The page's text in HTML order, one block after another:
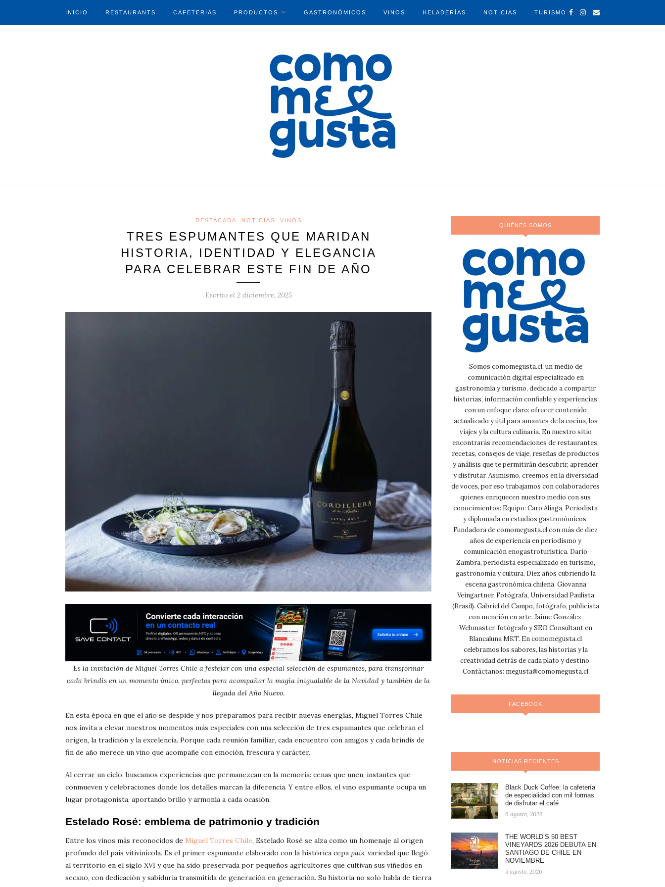
INICIO RESTAURANTS CAFETERIAS PRODUCTOS GASTRONÓMICOS VINOS HELADERÍAS NOTICIAS TURISMO
DESTACADA NOTICIAS VINOS
TRES ESPUMANTES QUE MARIDAN
HISTORIA, IDENTIDAD Y ELEGANCIA
PARA CELEBRAR ESTE FIN DE AÑO
Escrito el 2 diciembre, 2025
Es la invitación de Miguel Torres Chile a festejar con una especial selección de espumantes, para transformar
cada brindis en un momento único, perfectos para acompañar la magia inigualable de la Navidad y también de la
llegada del Año Nuevo.
En esta época en que el año se despide y nos preparamos para recibir nuevas energías, Miguel Torres Chile
nos invita a elevar nuestros momentos más especiales con una selección de tres espumantes que celebran el
origen, la tradición y la excelencia. Porque cada reunión familiar, cada encuentro con amigos y cada brindis de
fin de año merece un vino que acompañe con emoción, frescura y carácter.
Al cerrar un ciclo, buscamos experiencias que permanezcan en la memoria: cenas que unen, instantes que
conmueven y celebraciones donde los detalles marcan la diferencia. Y entre ellos, el vino espumante ocupa un
lugar protagonista, aportando brillo y armonía a cada ocasión.
Estelado Rosé: emblema de patrimonio y tradición
Entre los vinos más reconocidos de Miguel Torres Chile, Estelado Rosé se alza como un homenaje al origen
profundo del país vitivinícola. Es el primer espumante elaborado con la histórica cepa país, variedad que llegó
al territorio en el siglo XVI y que ha sido preservada por pequeños agricultores que cultivan sus viñedos en
secano, con dedicación y sabiduría transmitida de generación en generación. Su historia no solo habla de tierra
QUIÉNES SOMOS
Somos comomegusta.cl, un medio de
comunicación digital especializado en
gastronomía y turismo, dedicado a compartir
historias, información confiable y experiencias
con un enfoque claro: ofrecer contenido
actualizado y útil para amantes de la cocina, los
viajes y la cultura culinaria. En nuestro sitio
encontrarás recomendaciones de restaurantes,
recetas, consejos de viaje, reseñas de productos
y análisis que te permitirán descubrir, aprender
y disfrutar. Asimismo, creemos en la diversidad
de voces, por eso trabajamos con colaboradores
quienes enriquecen nuestro medio con sus
conocimientos: Equipo: Caro Aliaga, Periodista
y diplomada en estudios gastronómicos.
Fundadora de comomegusta.cl con más de diez
años de experiencia en periodismo y
comunicación enogastroturística. Darío
Zambra, periodista especializado en turismo,
gastronomía y cultura. Diez años cubriendo la
escena gastronómica chilena. Giovanna
Veingartner, Fotógrafa, Universidad Paulista
(Brasil). Gabriel del Campo, fotógrafo, publicista
con mención en arte. Jaime González,
Webmaster, fotógrafo y SEO Consultant en
Blancaluna MKT. En comomegusta.cl
celebramos los sabores, las historias y la
creatividad detrás de cada plato y destino.
Contáctanos: megusta@comomegusta.cl
FACEBOOK
NOTICIAS RECIENTES
Black Duck Coffee: la cafetería
de especialidad con mil formas
de disfrutar el café
6 agosto, 2026
THE WORLD’S 50 BEST
VINEYARDS 2026 DEBUTA EN
SANTIAGO DE CHILE EN
NOVIEMBRE
5 agosto, 2026